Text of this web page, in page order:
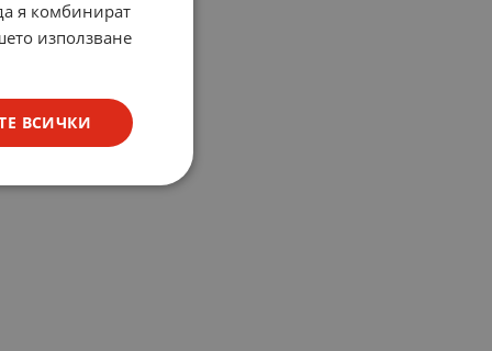
я комбинират
използване
ВСИЧКИ